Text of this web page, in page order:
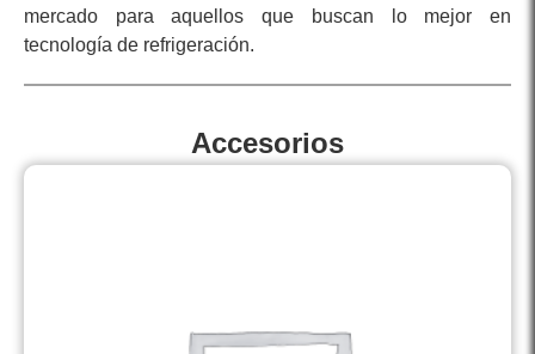
mercado para aquellos que buscan lo mejor en
tecnología de refrigeración.
Accesorios